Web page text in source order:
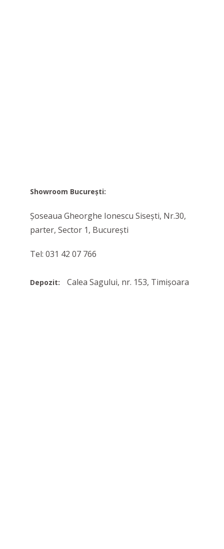
Showroom București:
Șoseaua Gheorghe Ionescu Sisești, Nr.30,
parter, Sector 1, București
Tel: 031 42 07 766
Depozit: Calea Sagului, nr. 153, Timișoara